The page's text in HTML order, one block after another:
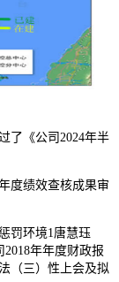
了《公司2024年半
度绩效查核成果审
罚环境1唐慧珏
年年度财政报
（三）性上会及拟